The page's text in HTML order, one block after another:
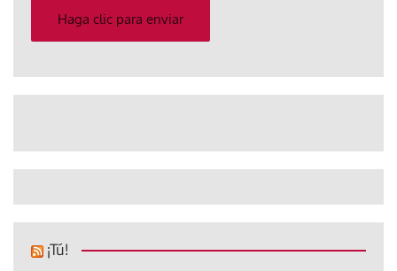
electrónico
Haga clic para enviar
¡Tú!